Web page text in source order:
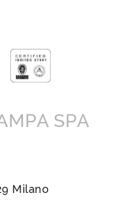
SPA
Milano